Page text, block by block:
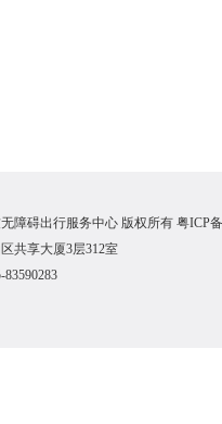
障碍出行服务中心 版权所有 粤ICP
共享大厦3层312室
83590283